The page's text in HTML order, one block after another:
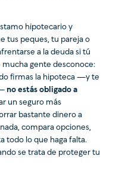
hipotecario y
tus peques, tu pareja o
a la deuda si tú
mucha gente desconoce:
firmas la hipoteca —y te
no estás obligado a
un seguro más
bastante dinero a
compara opciones,
todo lo que haga falta.
se trata de proteger tu